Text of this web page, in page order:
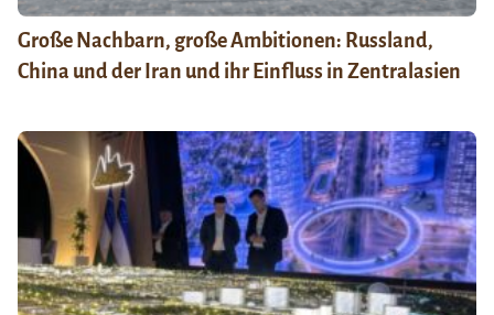
Große Nachbarn, große Ambitionen: Russland,
China und der Iran und ihr Einfluss in Zentralasien